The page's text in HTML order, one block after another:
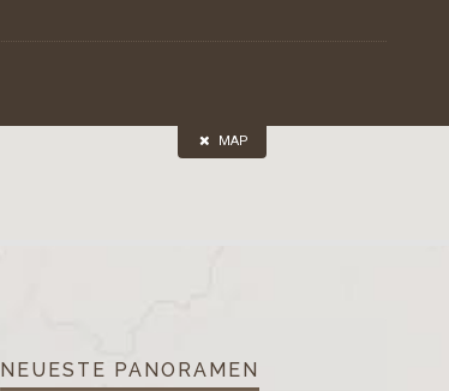
MAP
NEUESTE PANORAMEN